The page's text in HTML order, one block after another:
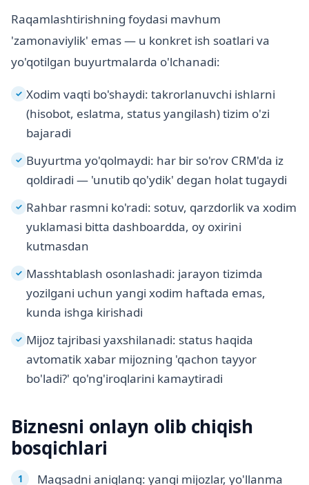
Raqamlashtirishning foydasi mavhum
'zamonaviylik' emas — u konkret ish soatlari va
yo'qotilgan buyurtmalarda o'lchanadi:
✓ Xodim vaqti bo'shaydi: takrorlanuvchi ishlarni
(hisobot, eslatma, status yangilash) tizim o'zi
bajaradi
✓ Buyurtma yo'qolmaydi: har bir so'rov CRM'da iz
qoldiradi — 'unutib qo'ydik' degan holat tugaydi
✓ Rahbar rasmni ko'radi: sotuv, qarzdorlik va xodim
yuklamasi bitta dashboardda, oy oxirini
kutmasdan
✓ Masshtablash osonlashadi: jarayon tizimda
yozilgani uchun yangi xodim haftada emas,
kunda ishga kirishadi
✓ Mijoz tajribasi yaxshilanadi: status haqida
avtomatik xabar mijozning 'qachon tayyor
bo'ladi?' qo'ng'iroqlarini kamaytiradi
Biznesni onlayn olib chiqish
bosqichlari
Maqsadni aniqlang: yangi mijozlar, yo'llanma